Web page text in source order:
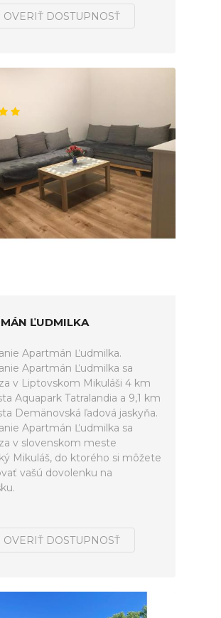
OVERIŤ DOSTUPNOSŤ
ĽUDMILKA
Apartmán Ľudmilka.
Apartmán Ľudmilka sa
v Liptovskom Mikuláši 4 km
Aquapark Tatralandia a 9,1 km
Demänovská ľadová jaskyňa.
Apartmán Ľudmilka sa
v slovenskom meste
Mikuláš, do ktorého si môžete
vašú dovolenku na
OVERIŤ DOSTUPNOSŤ